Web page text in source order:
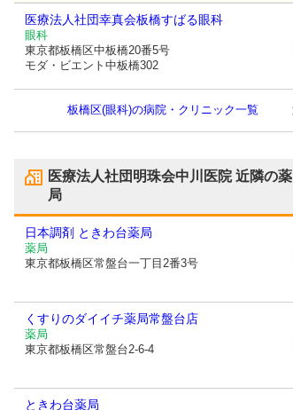
医療法人社団幸真会板橋すばる眼科
眼科
東京都板橋区中板橋20番5号
モダ・ビエント中板橋302
板橋区(眼科)の病院・クリニック一覧
医療法人社団明珠会中川医院近隣の薬
局
日本調剤 ときわ台薬局
薬局
東京都板橋区常盤台一丁目2番3号
くすりのダイイチ薬局常盤台店
薬局
東京都板橋区常盤台2-6-4
ときわ台薬局